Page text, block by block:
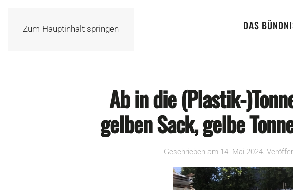
Zum Hauptinhalt springen DAS
Ab in die (Plastik-
gelben Sack, gelbe
Geschrieben am 14. Mai 2024.